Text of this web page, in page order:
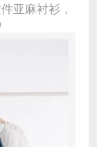
亚麻衬衫，